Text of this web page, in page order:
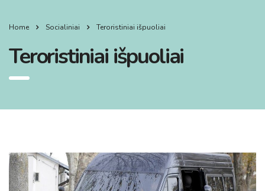
Home Socialiniai Teroristiniai išpuoliai
Teroristiniai išpuoliai